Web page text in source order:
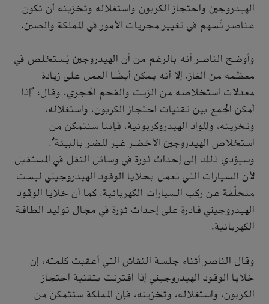
الهيدروجين واحتجاز الكربون واستغلاله وتخزينه أن تكون
عناصر تُسهم في تغيير مجريات الأمور في المملكة والصين.
وأوضح الناصر أنه بالرغم من أن الهيدروجين يُستخلص في
معظمه من الغاز، إلا أنه يمكن أيضًا العمل على زيادة
معدلات استخلاصه من الزيت والفحم الحجري، وقال: "إذا
أمكن الجمع بين تقنيات احتجاز الكربون، واستغلاله،
وتخزينه، والمواد الهيدروكربونية، فإننا سنتمكن من
استخلاص الهيدروجين الأخضر غير المضر بالبيئة".
وسيؤدي ذلك إلى إحداث ثورة في وسائل النقل في المستقبل
لأن السيارات التي تعمل بخلايا الوقود الهيدروجيني ليست
متخلِّفة عن ركب السيارات الكهربائية. كما أن خلايا الوقود
الهيدروجيني قادرة على إحداث ثورة في مجال توليد الطاقة
الكهربائية.
وقال الناصر أثناء جلسة النقاش التي أعقبت كلمته، إن
خلايا الوقود الهيدروجيني إذا اقترنت بتقنية احتجاز
الكربون، واستغلاله، وتخزينه، فإن المملكة ستتمكن من